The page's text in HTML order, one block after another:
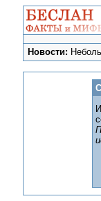
Новости: